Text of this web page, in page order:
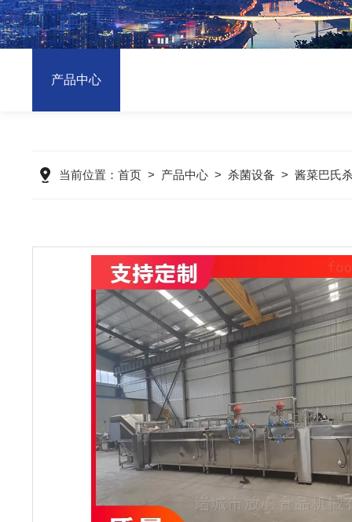
产品中心
当前位置： 首页> 产品中心> 杀菌设备 > 酱菜巴氏